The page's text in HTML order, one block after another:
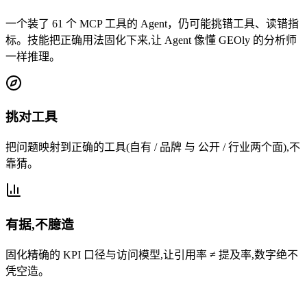
一个装了 61 个 MCP 工具的 Agent，仍可能挑错工具、读错指
标。技能把正确用法固化下来,让 Agent 像懂 GEOly 的分析师
一样推理。
挑对工具
把问题映射到正确的工具(自有 / 品牌 与 公开 / 行业两个面),不
靠猜。
有据,不臆造
固化精确的 KPI 口径与访问模型,让引用率 ≠ 提及率,数字绝不
凭空造。